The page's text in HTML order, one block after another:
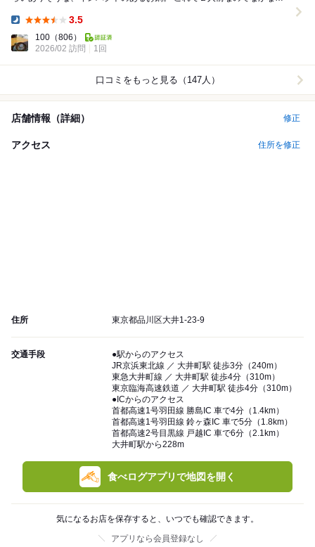
3.5
100 （806）
2026/02 訪問
1回
口コミをもっと見る（147人）
店舗情報（詳細） 修正
アクセス 住所を修正
住所 東京都品川区大井1-23-9
交通手段
●駅からのアクセス
JR京浜東北線 ／ 大井町駅 徒歩3分（240m）
東急大井町線 ／ 大井町駅 徒歩4分（310m）
東京臨海高速鉄道 ／ 大井町駅 徒歩4分（310m）
●ICからのアクセス
首都高速1号羽田線 勝島IC 車で4分（1.4km）
首都高速1号羽田線 鈴ヶ森IC 車で5分（1.8km）
首都高速2号目黒線 戸越IC 車で6分（2.1km）
大井町駅から228m
食べログアプリで地図を開く
気になるお店を保存すると、いつでも確認できます。
アプリなら会員登録なし